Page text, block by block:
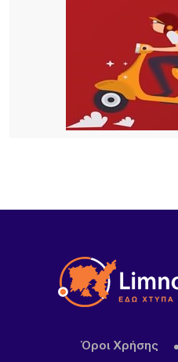
απλήρωτοι οι
του Μεταφορικού
20 ΏΡΕΣ ΠΡΙΝ
Το τραγικό περιστατικό
προβληματίζει – Μήπως
σοβαρά και το ζήτημα
Όροι Χρήσης